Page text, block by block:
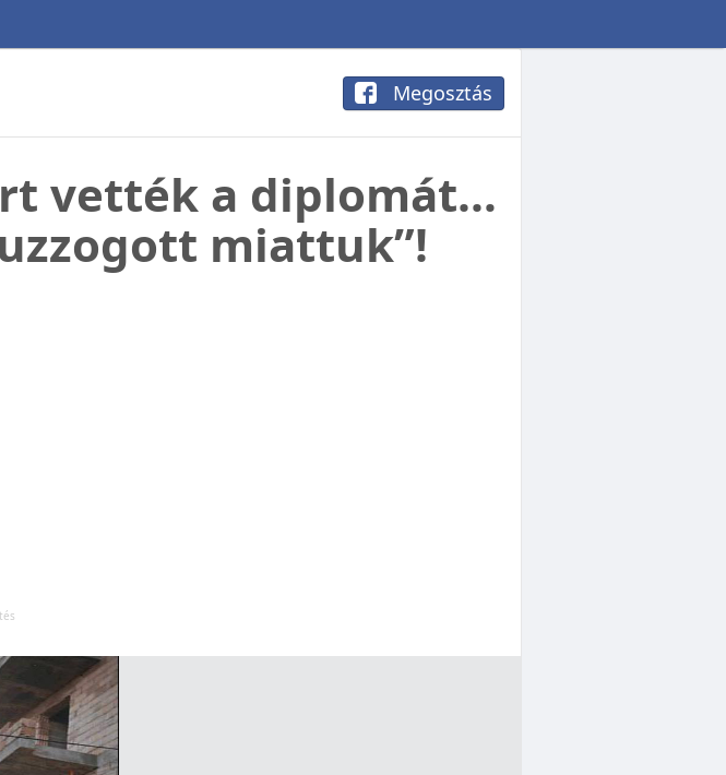
Megosztás
vették a diplomát…
miattuk”!